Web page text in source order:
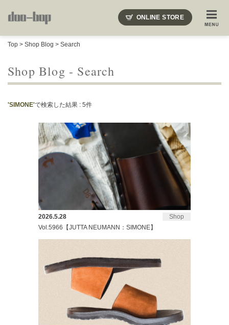
ONLINE STORE
Top > Shop Blog > Search
Shop Blog - Search
'SIMONE'で検索した結果 : 5件
Shop
2026.5.28
Vol.5966【JUTTA NEUMANN：SIMONE】